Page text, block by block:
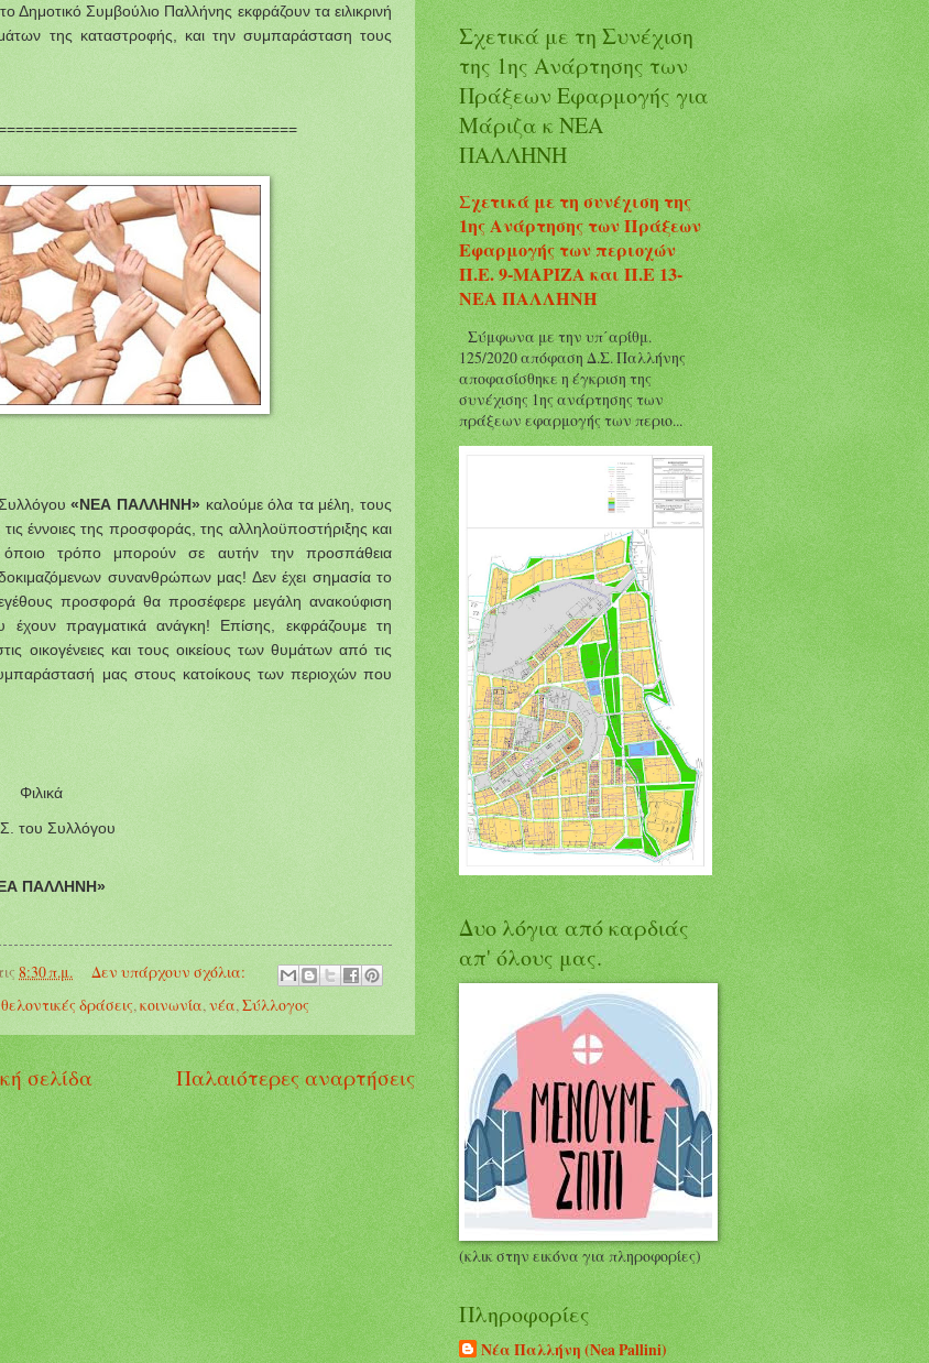
Συμβούλιο Παλλήνης εκφράζουν τα ειλικρινή
της καταστροφής, και την συμπαράσταση τους
Συλλόγου«ΝΕΑ ΠΑΛΛΗΝΗ»καλούμε όλα τα μέλη, τους
έννοιες της προσφοράς, της αλληλοϋποστήριξης και
τρόπο μπορούν σε αυτήν την προσπάθεια
συνανθρώπων μας! Δεν έχει σημασία το
προσφορά θα προσέφερε μεγάλη ανακούφιση
πραγματικά ανάγκη! Επίσης, εκφράζουμε τη
οικογένειες και τους οικείους των θυμάτων από τις
μας στους κατοίκους των περιοχώνπου
Φιλικά
του Συλλόγου
ΠΑΛΛΗΝΗ»
8:30 π.μ.
Δεν υπάρχουν σχόλια:
δράσεις, κοινωνία, νέα, Σύλλογος
Παλαιότερες αναρτήσεις
σελίδα
Σχετικά με τη Συνέχιση
της 1ης Ανάρτησης των
Πράξεων Εφαρμογής για
Μάριζα κ ΝΕΑ
ΠΑΛΛΗΝΗ
Σχετικά με τη συνέχιση της
1ης Ανάρτησης των Πράξεων
Εφαρμογής των περιοχών
Π.Ε. 9-ΜΑΡΙΖΑ και Π.Ε 13-
ΝΕΑ ΠΑΛΛΗΝΗ
Σύμφωνα με την υπ΄αρίθμ.
125/2020 απόφαση Δ.Σ. Παλλήνης
αποφασίσθηκε η έγκριση της
συνέχισης 1ης ανάρτησης των
πράξεων εφαρμογής των περιο...
Δυο λόγια από καρδιάς
απ' όλους μας.
(κλικ στην εικόνα για πληροφορίες)
Πληροφορίες
Νέα Παλλήνη (Nea Pallini)